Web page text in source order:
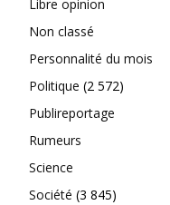
Libre opinion
Non classé
Personnalité du mois
Politique (2 572)
Publireportage
Rumeurs
Science
Société (3 845)